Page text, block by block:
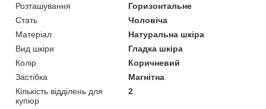
Розташування
Горизонтальне
Стать
Чоловіча
Матеріал
Натуральна шкіра
Вид шкіри
Гладка шкіра
Колір
Коричневий
Застібка
Магнітна
Кількість відділень для
купюр
2